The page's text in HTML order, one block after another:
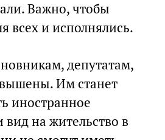
Важно, чтобы
всех и исполнялись.
депутатам,
Им станет
иностранное
вид на жительство в